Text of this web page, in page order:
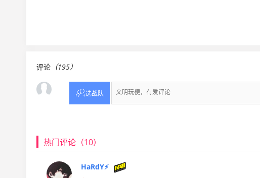
评论 （195）
选战队
热门评论（10）
HaRdY⚡